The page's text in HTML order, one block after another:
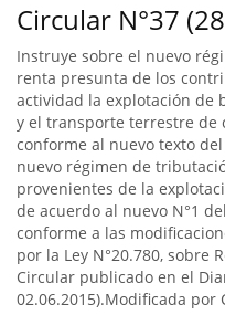
Circular N°37
Instruye sobre el nuevo
renta presunta de los
actividad la explotación de
y el transporte terrestre de
conforme al nuevo texto
nuevo régimen de
provenientes de la
de acuerdo al nuevo N°1
conforme a las
por la Ley N°20.780, sobre
Circular publicado en el
02.06.2015).Modificada por